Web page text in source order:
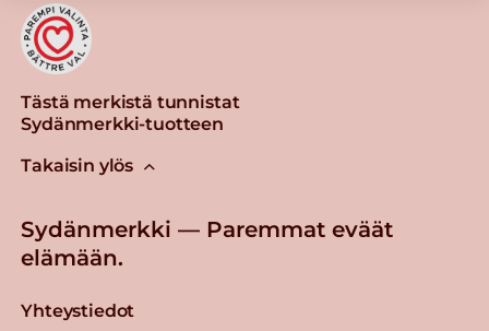
Tästä merkistä tunnistat
Sydänmerkki-tuotteen
Takaisin ylös
Sydänmerkki — Paremmat eväät
elämään.
Yhteystiedot